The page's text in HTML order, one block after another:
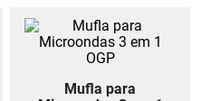
Mufla para